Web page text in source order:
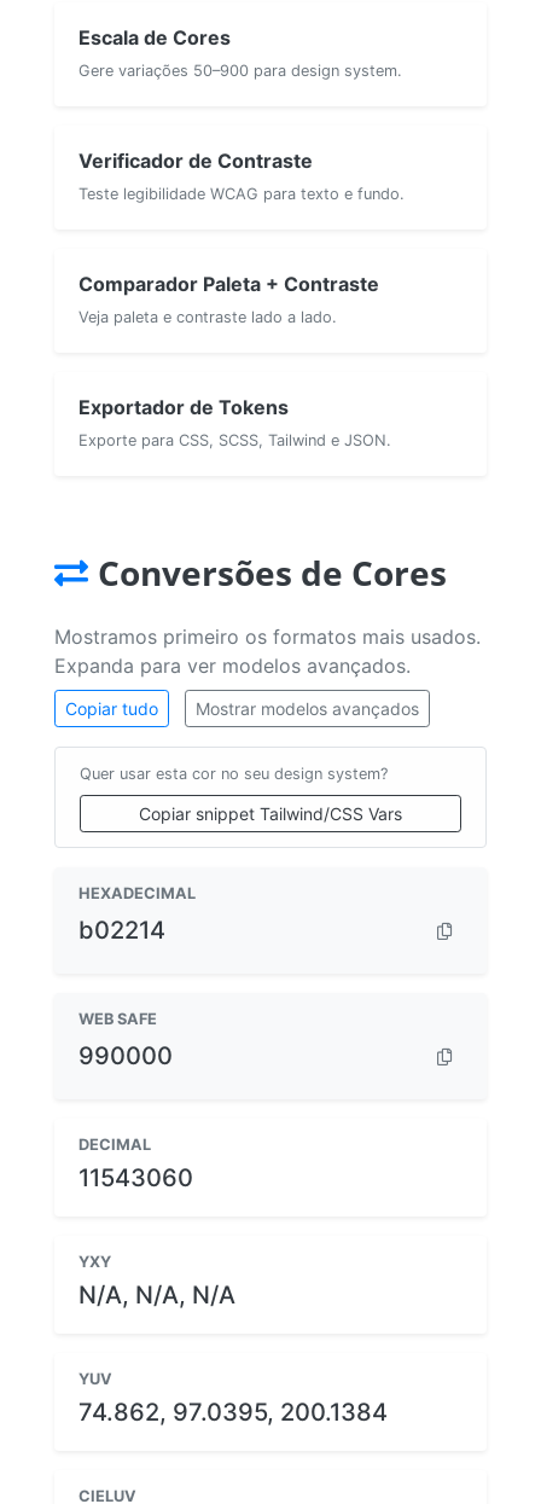
Escala de Cores
Gere variações 50–900 para design system.
Verificador de Contraste
Teste legibilidade WCAG para texto e fundo.
Comparador Paleta + Contraste
Veja paleta e contraste lado a lado.
Exportador de Tokens
Exporte para CSS, SCSS, Tailwind e JSON.
Conversões de Cores
Mostramos primeiro os formatos mais usados.
Expanda para ver modelos avançados.
Copiar tudo Mostrar modelos avançados
Quer usar esta cor no seu design system?
Copiar snippet Tailwind/CSS Vars
HEXADECIMAL
b02214
WEB SAFE
990000
DECIMAL
11543060
YXY
N/A, N/A, N/A
YUV
74.862, 97.0395, 200.1384
CIELUV